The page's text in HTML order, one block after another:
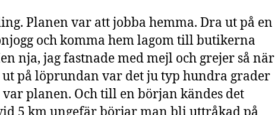
Planen var att jobba hemma. Dra ut på en
och komma hem lagom till butikerna
nja, jag fastnade med mejl och grejer så när
ut på löprundan var det ju typ hundra grader
planen. Och till en början kändes det